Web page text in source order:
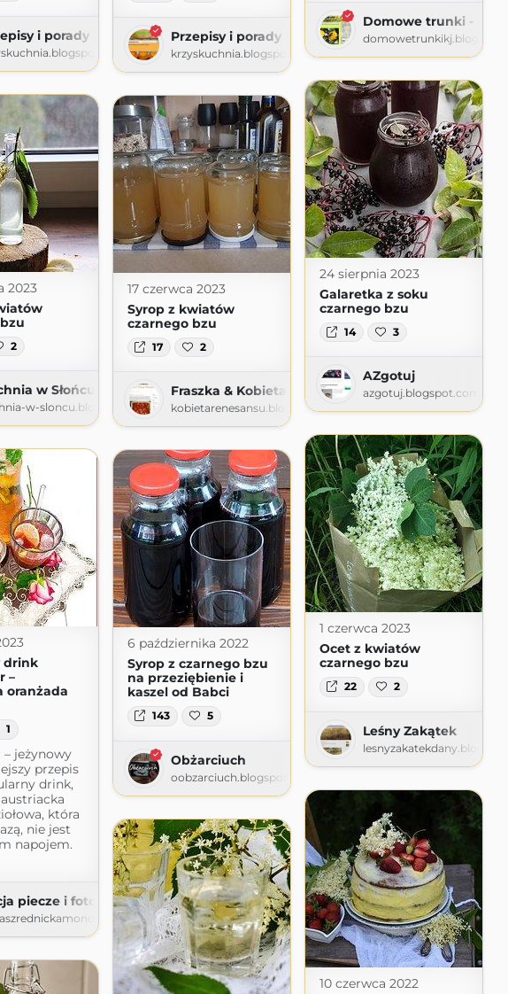
i porady kulinarne
Domowe trunki -
Przepisy i porady kulinarne
krzyskuchnia.blogspot.com
24 sierpnia 2023
Galaretka z soku
czarnego bzu
14 3
AZgotuj
azgotuj.blogspot.com
2023
2
w Słońcu Skąpana
w-sloncu.blogspot.com
17 czerwca 2023
Syrop z kwiatów
czarnego bzu
17 2
Fraszka & Kobieta Renesansu
kobietarenesansu.blogspot.com
1 czerwca 2023
Ocet z kwiatów
czarnego bzu
22 2
Leśny Zakątek
drink
–
oranżada
1
jeżynowy
przepis
drink,
która
nie jest
napojem.
piecze i fotografuje
6 października 2022
Syrop z czarnego bzu
na przeziębienie i
kaszel od Babci
143 5
Obżarciuch
oobzarciuch.blogspot.com
10 czerwca 2022